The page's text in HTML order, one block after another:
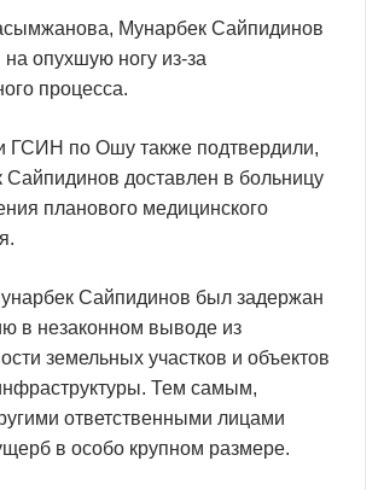
Мунарбек Сайпидинов
опухшую ногу из-за
процесса.
ГСИН по Ошу также подтвердили,
Сайпидинов доставлен в больницу
планового медицинского
Сайпидинов был задержан
в незаконном выводе из
земельных участков и объектов
Тем самым,
ответственными лицами
в особо крупном размере.